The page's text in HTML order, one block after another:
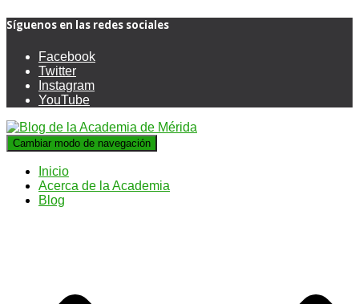
Síguenos en las redes sociales
Facebook
Twitter
Instagram
YouTube
Cambiar modo de navegación
Inicio
Acerca de la Academia
Blog